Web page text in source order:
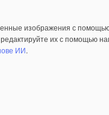
изображения с
их с помощью
ИИ.